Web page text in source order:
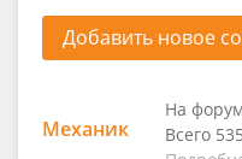
Добавить новое
Механик
На
Всего